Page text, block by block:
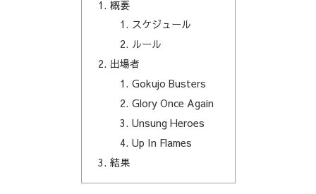
概要
スケジュール
ルール
出場者
Gokujo Busters
Glory Once Again
Unsung Heroes
Up In Flames
結果